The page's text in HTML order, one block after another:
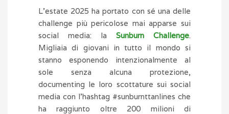
L’estate 2025 ha portato con sé una delle
challenge più pericolose mai apparse sui
social media: la Sunburn Challenge.
Migliaia di giovani in tutto il mondo si
stanno esponendo intenzionalmente al
sole senza alcuna protezione,
documenting le loro scottature sui social
media con l’hashtag #sunburnttanlines che
ha raggiunto oltre 200 milioni di